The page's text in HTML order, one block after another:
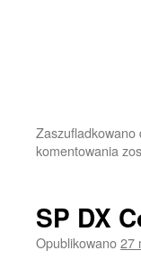
Zaszufladkowano
komentowania
16
SP DX
Opublikowano27